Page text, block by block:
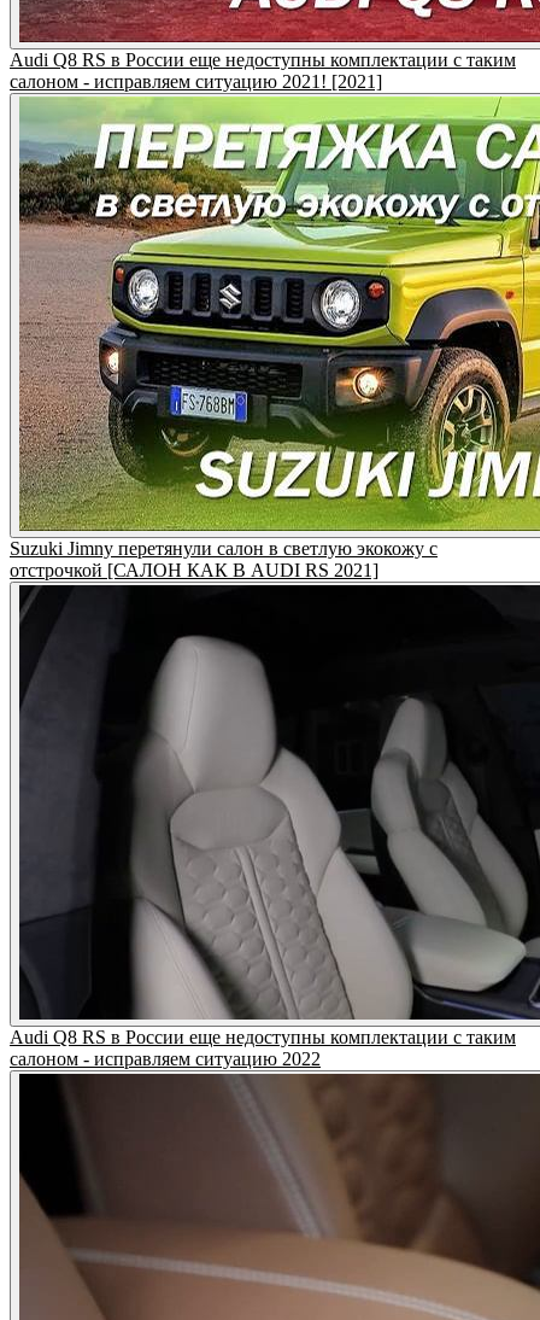
Audi Q8 RS в России еще недоступны комплектации с таким
салоном - исправляем ситуацию 2021! [2021]
Suzuki Jimny перетянули салон в светлую экокожу с
отстрочкой [САЛОН КАК В AUDI RS 2021]
Audi Q8 RS в России еще недоступны комплектации с таким
салоном - исправляем ситуацию 2022